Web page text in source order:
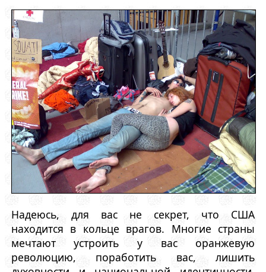
Надеюсь, для вас не секрет, что США
находится в кольце врагов. Многие страны
мечтают устроить у вас оранжевую
революцию, поработить вас, лишить